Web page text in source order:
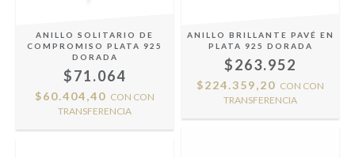
ANILLO SOLITARIO DE
COMPROMISO PLATA 925
DORADA
$71.064
$60.404,40 CON CON
TRANSFERENCIA
ANILLO BRILLANTE PAVÉ EN
PLATA 925 DORADA
$263.952
$224.359,20 CON CON
TRANSFERENCIA